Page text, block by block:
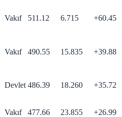
Vakıf 511.12 6.715 +60.45
Vakıf 490.55 15.835 +39.88
Devlet 486.39 18.260 +35.72
Vakıf 477.66 23.855 +26.99